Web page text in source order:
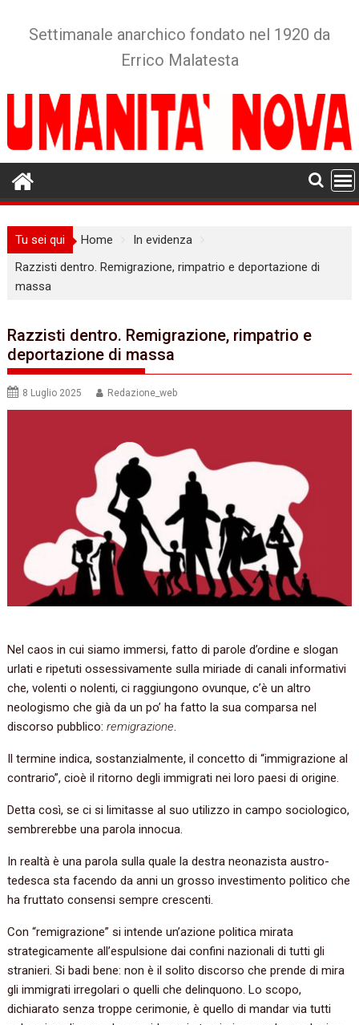
Settimanale anarchico fondato nel 1920 da
Errico Malatesta
Tu sei qui Home
In evidenza
Razzisti dentro. Remigrazione, rimpatrio e deportazione di
massa
Razzisti dentro. Remigrazione, rimpatrio e
deportazione di massa
8 Luglio 2025 Redazione_web
Nel caos in cui siamo immersi, fatto di parole d’ordine e slogan
urlati e ripetuti ossessivamente sulla miriade di canali informativi
che, volenti o nolenti, ci raggiungono ovunque, c’è un altro
neologismo che già da un po’ ha fatto la sua comparsa nel
discorso pubblico:remigrazione.
Il termine indica, sostanzialmente, il concetto di “immigrazione al
contrario”, cioè il ritorno degli immigrati nei loro paesi di origine.
Detta così, se ci si limitasse al suo utilizzo in campo sociologico,
sembrerebbe una parola innocua.
In realtà è una parola sulla quale la destra neonazista austro-
tedesca sta facendo da anni un grosso investimento politico che
ha fruttato consensi sempre crescenti.
Con “remigrazione” si intende un’azione politica mirata
strategicamente all’espulsione dai confini nazionali di tutti gli
stranieri. Si badi bene: non è il solito discorso che prende di mira
gli immigrati irregolari o quelli che delinquono. Lo scopo,
dichiarato senza troppe cerimonie, è quello di mandar via tutti